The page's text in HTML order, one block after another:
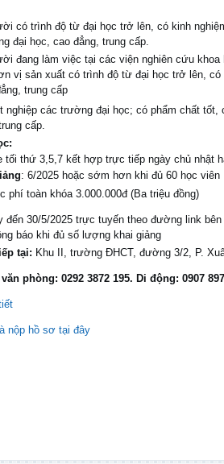
có trình độ từ đại học trở lên, có kinh
đại học, cao đẳng, trung cấp.
đang làm việc tại các viện nghiên cứu
vị sản xuất có trình độ từ đại học trở lên,
trung cấp
nghiệp các trường đại học; có phẩm chất
cấp.
c:
tối thứ 3,5,7 kết hợp trực tiếp ngày chủ nhật
ảng: 6/2025 hoặc sớm hơn khi đủ 60 học viên
phí toàn khóa 3.000.000đ (Ba triệu đồng)
đến 30/5/2025 trực tuyến theo đường link
báo khi đủ số lượng khai giảng
tại: Khu II, trường ĐHCT, đường 3/2, P.
phòng: 0292 3872 195. Di động: 0907
nộp hồ sơ tại đây